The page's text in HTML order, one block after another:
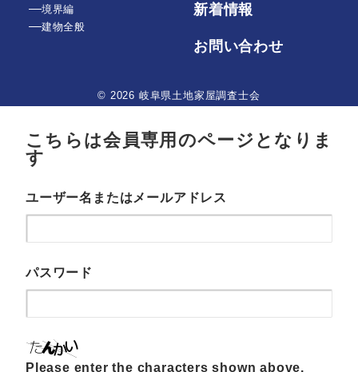
境界編
建物全般
新着情報
お問い合わせ
© 2026 岐阜県土地家屋調査士会
こちらは会員専用のページとなりま
す
ユーザー名またはメールアドレス
パスワード
Please enter the characters shown above.